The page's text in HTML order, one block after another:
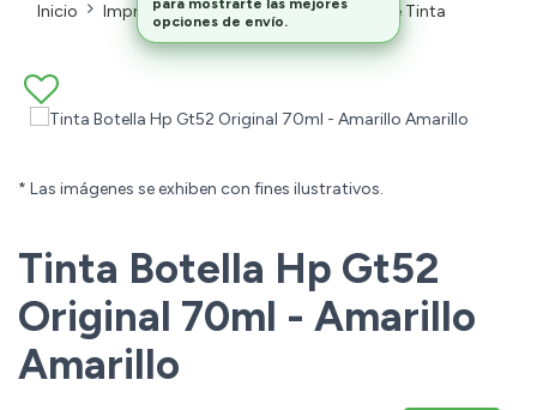
Inicio Impresoras Y Cartuchos Botellas De Tinta
* Las imágenes se exhiben con fines ilustrativos.
Tinta Botella Hp Gt52
Original 70ml - Amarillo
Amarillo